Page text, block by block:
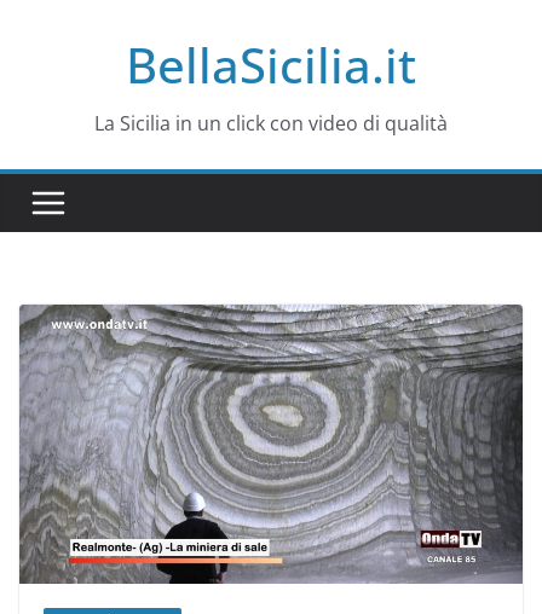
BellaSicilia.it
La Sicilia in un click con video di qualità